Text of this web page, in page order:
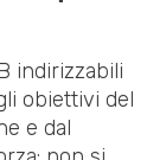
indirizzabili
obiettivi del
e dal